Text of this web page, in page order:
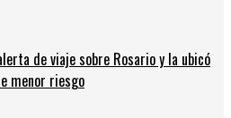
de viaje sobre Rosario y la ubicó
menor riesgo